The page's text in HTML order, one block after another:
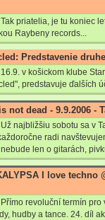
Tak priatelia, je tu koniec
Raybeny records...
Predstavenie
16.9. v košickom klube
predstavuje ďalších
not dead - 9.9.2006 -
Už najbližšiu sobotu sa v
radi
nebude len o gitarách,
I love techno
Přímo revoluční termín
hudby a tance. 24. díl